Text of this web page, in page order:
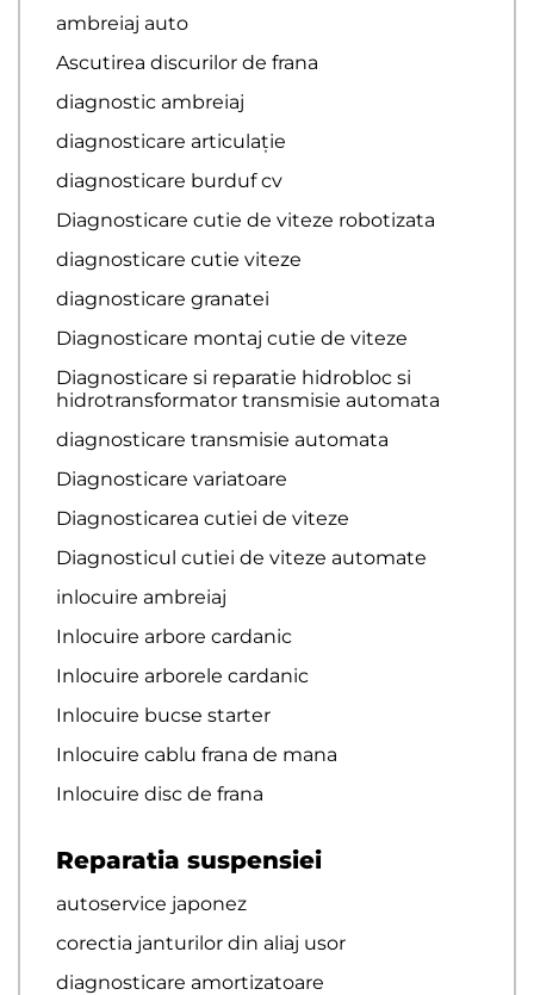
ambreiaj auto
Ascutirea discurilor de frana
diagnostic ambreiaj
diagnosticare articulație
diagnosticare burduf cv
Diagnosticare cutie de viteze robotizata
diagnosticare cutie viteze
diagnosticare granatei
Diagnosticare montaj cutie de viteze
Diagnosticare si reparatie hidrobloc si
hidrotransformator transmisie automata
diagnosticare transmisie automata
Diagnosticare variatoare
Diagnosticarea cutiei de viteze
Diagnosticul cutiei de viteze automate
inlocuire ambreiaj
Inlocuire arbore cardanic
Inlocuire arborele cardanic
Inlocuire bucse starter
Inlocuire cablu frana de mana
Inlocuire disc de frana
Reparatia suspensiei
autoservice japonez
corectia janturilor din aliaj usor
diagnosticare amortizatoare